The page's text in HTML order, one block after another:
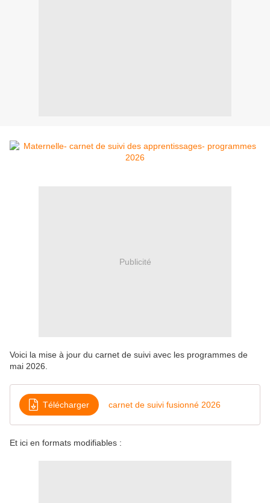
Publicité
Voici la mise à jour du carnet de suivi avec les programmes de
mai 2026.
Télécharger carnet de suivi fusionné 2026
Et ici en formats modifiables :